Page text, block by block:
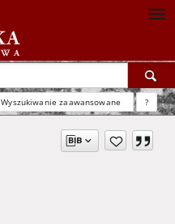
Wyszukiwanie zaawansowane ?